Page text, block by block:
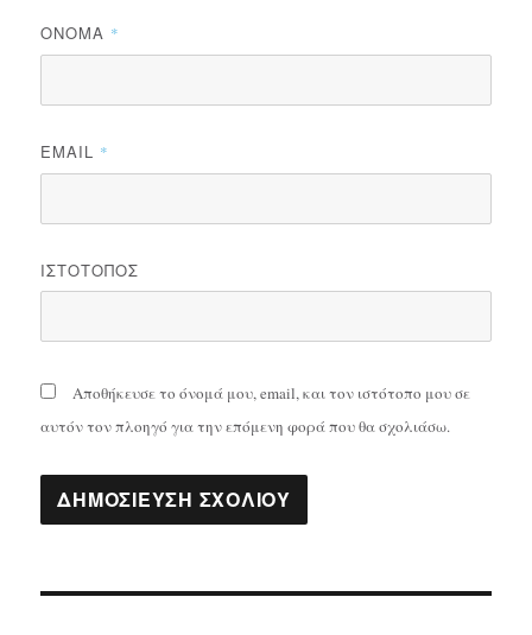
ΌΝΟΜΑ *
EMAIL *
ΙΣΤΌΤΟΠΟΣ
Αποθήκευσε το όνομά μου, email, και τον ιστότοπο μου σε
αυτόν τον πλοηγό για την επόμενη φορά που θα σχολιάσω.